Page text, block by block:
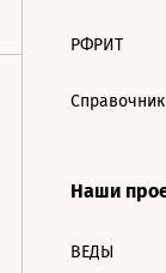
РФРИТ
Наши
ВЕДЫ